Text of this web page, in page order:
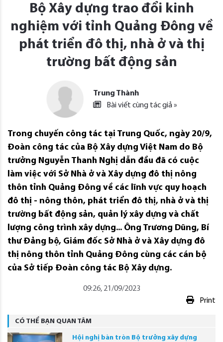
Bộ Xây dựng trao đổi kinh
nghiệm với tỉnh Quảng Đông về
phát triển đô thị, nhà ở và thị
trường bất động sản
Trung Thành
Bài viết cùng tác giả »
Trong chuyến công tác tại Trung Quốc, ngày 20/9,
Đoàn công tác của Bộ Xây dựng Việt Nam do Bộ
trưởng Nguyễn Thanh Nghị dẫn đầu đã có cuộc
làm việc với Sở Nhà ở và Xây dựng đô thị nông
thôn tỉnh Quảng Đông về các lĩnh vực quy hoạch
đô thị - nông thôn, phát triển đô thị, nhà ở và thị
trường bất động sản, quản lý xây dựng và chất
lượng công trình xây dựng... Ông Trương Dũng, Bí
thư Đảng bộ, Giám đốc Sở Nhà ở và Xây dựng đô
thị nông thôn tỉnh Quảng Đông cùng các cán bộ
của Sở tiếp Đoàn công tác Bộ Xây dựng.
09:26, 21/09/2023
Print
CÓ THỂ BẠN QUAN TÂM
Hội nghị bàn tròn Bộ trưởng xây dựng